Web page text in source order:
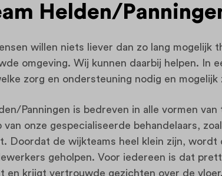
Helden/
willen niets liever dan zo lang mogelijk
omgeving. Wij kunnen daarbij helpen. In
zorg en ondersteuning nodig en mogelijk
Panningen is bedreven in alle vormen
van onze gespecialiseerde behandelaars,
Doordat de wijkteams heel klein zijn, wordt
geholpen. Voor iedereen is dat
en krijgt vertrouwde gezichten over de